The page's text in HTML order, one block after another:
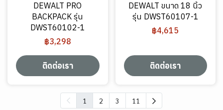
DEWALT PRO
BACKPACK รุ่น
DWST60102-1
฿3,298
ติดต่อเรา
DEWALT ขนาด 18 นิ้ว
รุ่น DWST60107-1
฿4,615
ติดต่อเรา
1 2 3 11